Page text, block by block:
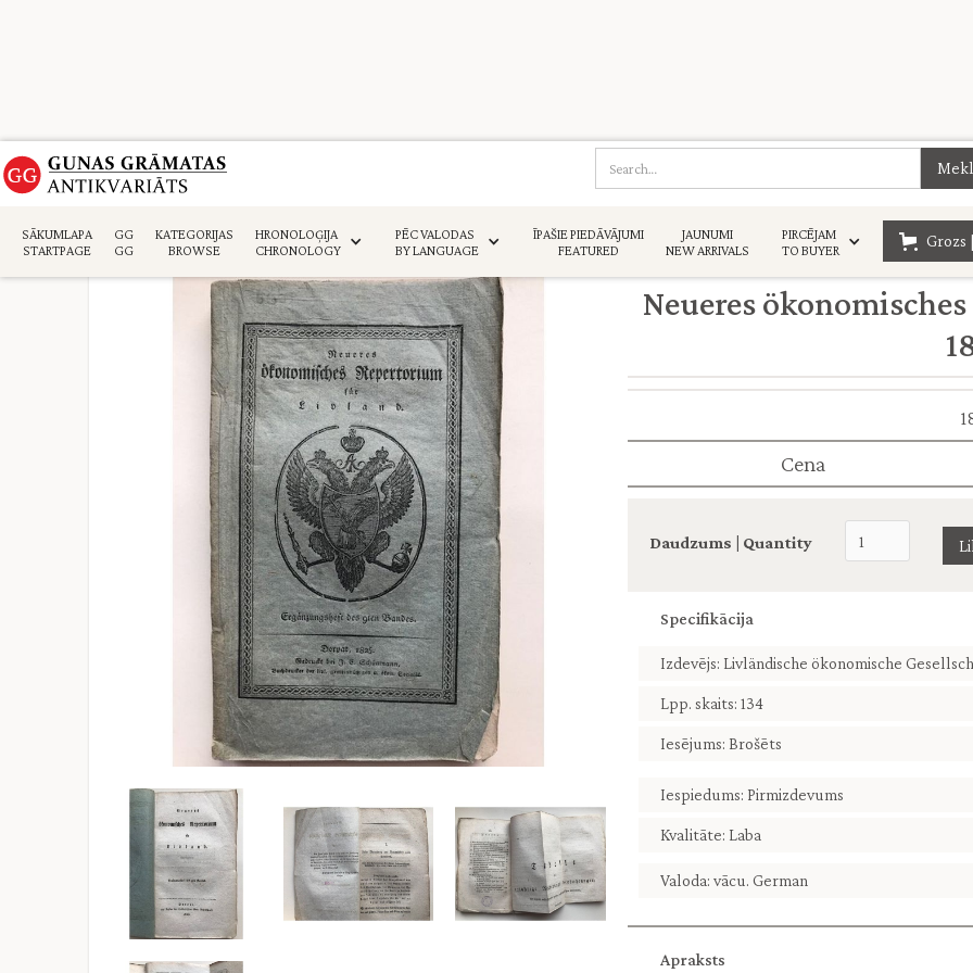
SĀKUMLAPA
STARTPAGE
GG
GG
KATEGORIJAS
BROWSE
HRONOLOĢIJA
CHRONOLOGY
PĒC VALODAS
BY LANGUAGE
ĪPAŠIE PIEDĀVĀJUMI
FEATURED
JAUNUMI
NEW ARRIVALS
PIRCĒJAM
TO BUYER
Grozs
Sākumlapa
Neueres
Cena
Daudzums | Quantity
Specifikācija
Izdevējs: Livländische ökonomische
Lpp. skaits: 134
Iesējums: Brošēts
Iespiedums: Pirmizdevums
Kvalitāte: Laba
Valoda: vācu. German
Apraksts